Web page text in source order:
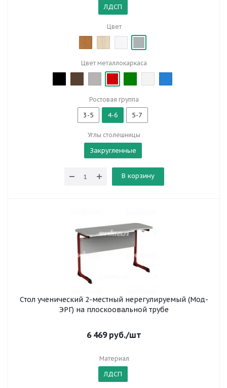
ЛДСП
Цвет
Цвет металлокаркаса
Ростовая группа
3-5 4-6 5-7
Углы столешницы
Закругленные
В корзину
Стол ученический 2-местный нерегулируемый (Мод-
ЭРГ) на плоскоовальной трубе
6 469руб./шт
Материал
ЛДСП